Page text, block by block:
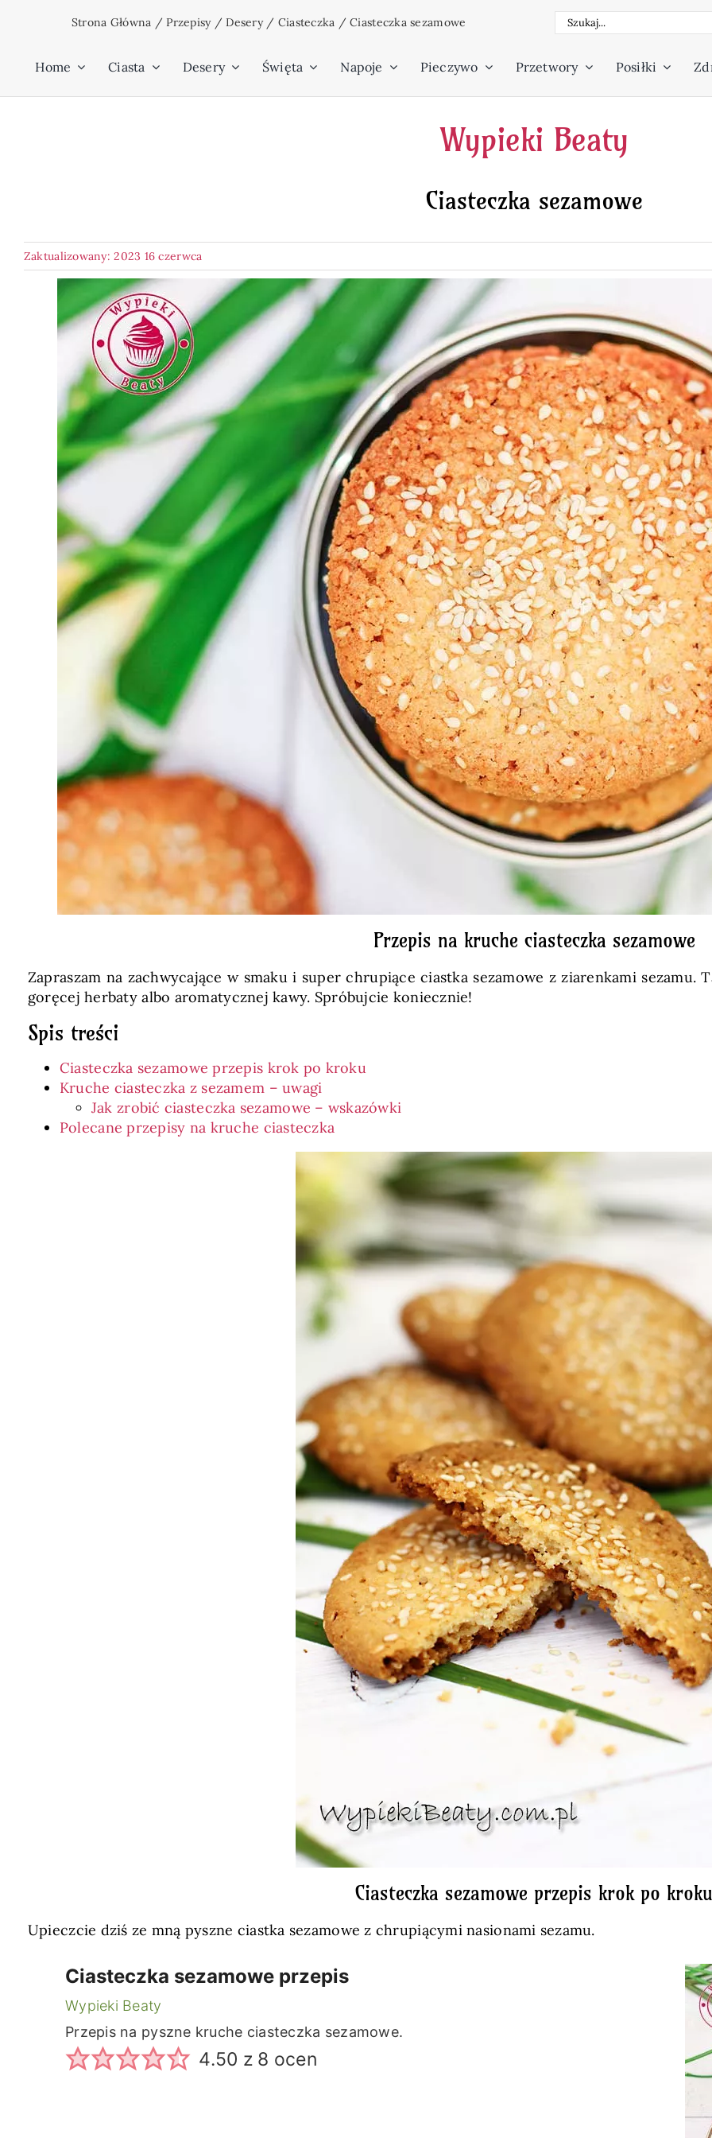
Strona Główna /Przepisy/Desery/ Ciasteczka /Ciasteczka sezamowe Szukaj
Home Ciasta Desery Święta Napoje Pieczywo Przetwory Posiłki
Wypieki Beaty
Ciasteczka sezamowe
Zaktualizowany: 2023 16 czerwca
Przepis na kruche ciasteczka sezamowe
Zapraszam na zachwycające w smaku i super chrupiące ciastka sezamowe z ziarenkami sezamu.
goręcej herbaty albo aromatycznej kawy. Spróbujcie koniecznie!
Spis treści
Ciasteczka sezamowe przepis krok po kroku
Kruche ciasteczka z sezamem – uwagi
Jak zrobić ciasteczka sezamowe – wskazówki
Polecane przepisy na kruche ciasteczka
Ciasteczka sezamowe przepis krok po kroku
Upieczcie dziś ze mną pyszne ciastka sezamowe z chrupiącymi nasionami sezamu.
Ciasteczka sezamowe przepis
Wypieki Beaty
Przepis na pyszne kruche ciasteczka sezamowe.
4.50 z 8 ocen